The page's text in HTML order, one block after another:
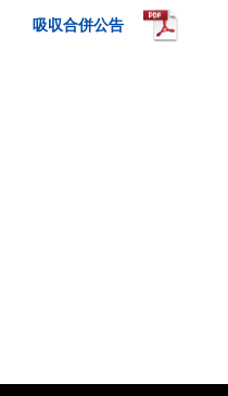
吸収合併公告